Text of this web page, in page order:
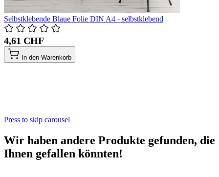
Selbstklebende Blaue Folie DIN A4 - selbstklebend
4,61 CHF
In den Warenkorb
Press to skip carousel
Wir haben andere Produkte gefunden, die
Ihnen gefallen könnten!